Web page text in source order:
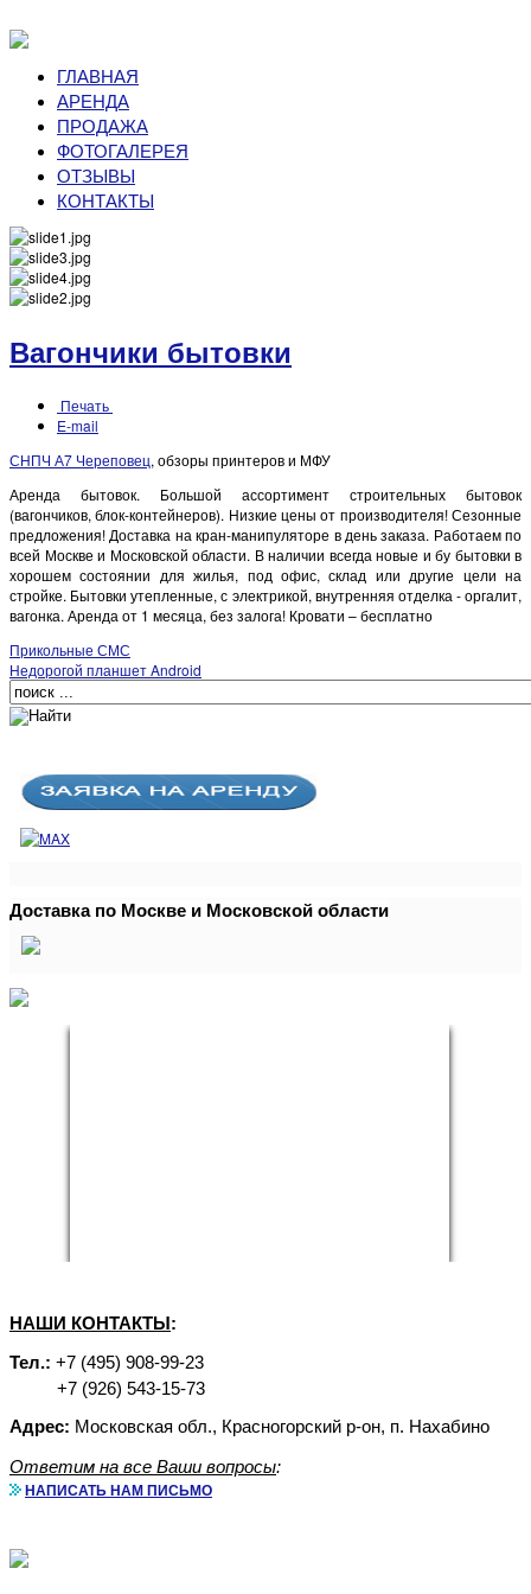
ГЛАВНАЯ
АРЕНДА
ПРОДАЖА
ФОТОГАЛЕРЕЯ
ОТЗЫВЫ
КОНТАКТЫ
Вагончики бытовки
Печать
E-mail
СНПЧ А7 Череповец, обзоры принтеров и МФУ
Аренда бытовок. Большой ассортимент строительных бытовок
(вагончиков, блок-контейнеров). Низкие цены от производителя! Сезонные
предложения! Доставка на кран-манипуляторе в день заказа. Работаем по
всей Москве и Московской области. В наличии всегда новые и бу бытовки в
хорошем состоянии для жилья, под офис, склад или другие цели на
стройке. Бытовки утепленные, с электрикой, внутренняя отделка - оргалит,
вагонка. Аренда от 1 месяца, без залога! Кровати – бесплатно
Прикольные СМС
Недорогой планшет Android
Доставка по Москве и Московской области
НАШИ КОНТАКТЫ:
Тел.: +7 (495) 908-99-23
+7 (926) 543-15-73
Адрес: Московская обл., Красногорский р-он, п. Нахабино
Ответим на все Ваши вопросы:
НАПИСАТЬ НАМ ПИСЬМО